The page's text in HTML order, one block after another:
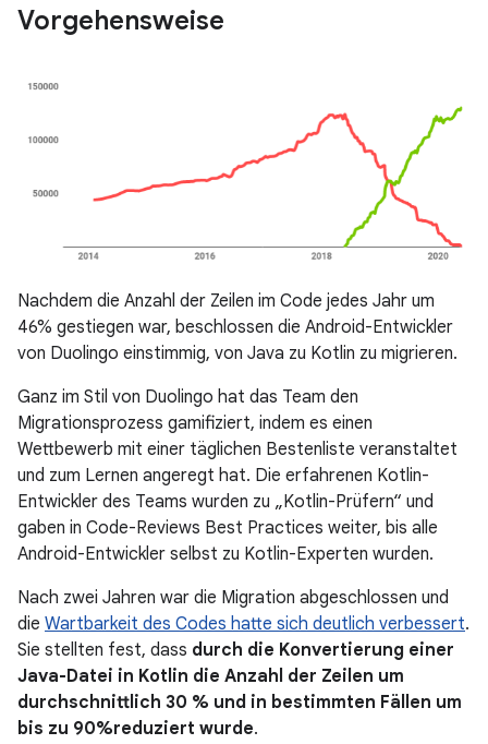
Vorgehensweise
Nachdem die Anzahl der Zeilen im Code jedes Jahr um
46% gestiegen war, beschlossen die Android-Entwickler
von Duolingo einstimmig, von Java zu Kotlin zu migrieren.
Ganz im Stil von Duolingo hat das Team den
Migrationsprozess gamifiziert, indem es einen
Wettbewerb mit einer täglichen Bestenliste veranstaltet
und zum Lernen angeregt hat. Die erfahrenen Kotlin-
Entwickler des Teams wurden zu „Kotlin-Prüfern“ und
gaben in Code-Reviews Best Practices weiter, bis alle
Android-Entwickler selbst zu Kotlin-Experten wurden.
Nach zwei Jahren war die Migration abgeschlossen und
die Wartbarkeit des Codes hatte sich deutlich verbessert.
Sie stellten fest, dass durch die Konvertierung einer
Java-Datei in Kotlin die Anzahl der Zeilen um
durchschnittlich 30 % und in bestimmten Fällen um
bis zu 90%reduziert wurde.